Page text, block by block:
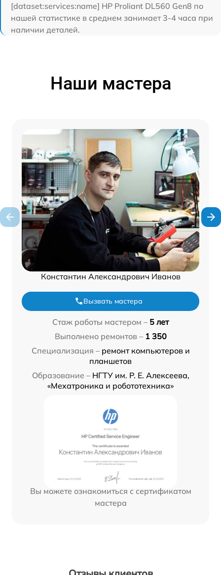
[dataset:services:name] HP Proliant DL560 Gen8 по
нашей статистике в среднем занимает 3-4 часа при
наличии деталей.
Наши мастера
Константин Александрович Иванов
Вызвать мастера
Стаж работы мастером – 5 лет
Выполнено ремонтов – 1 350
Специализация – ремонт компьютеров и
планшетов
Образование – НГТУ им. Р. Е. Алексеева,
«Мехатроника и робототехника»
Вы можете ознакомиться с сертификатом
мастера